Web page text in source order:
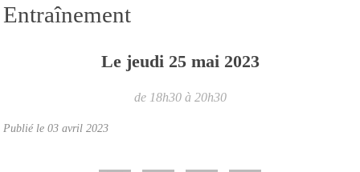
Entraînement
Le jeudi 25 mai 2023
de 18h30 à 20h30
Publié le 03 avril 2023